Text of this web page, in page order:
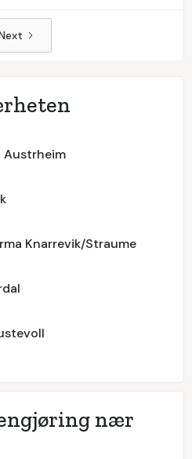
Austrheim
Knarrevik/Straume
nær